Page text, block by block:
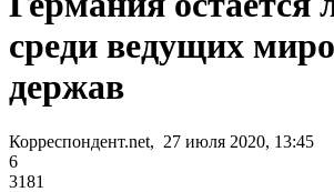
среди ведущих
держав
Корреспондент.net, 27 июля 2020, 13:45
6
3181